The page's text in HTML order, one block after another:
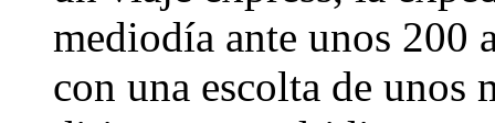
mediodía ante unos 200
con una escolta de unos